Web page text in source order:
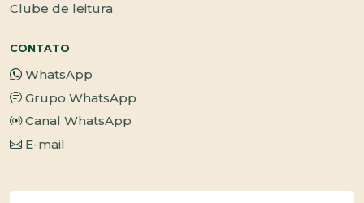
Clube de leitura
CONTATO
WhatsApp
Grupo WhatsApp
Canal WhatsApp
E-mail